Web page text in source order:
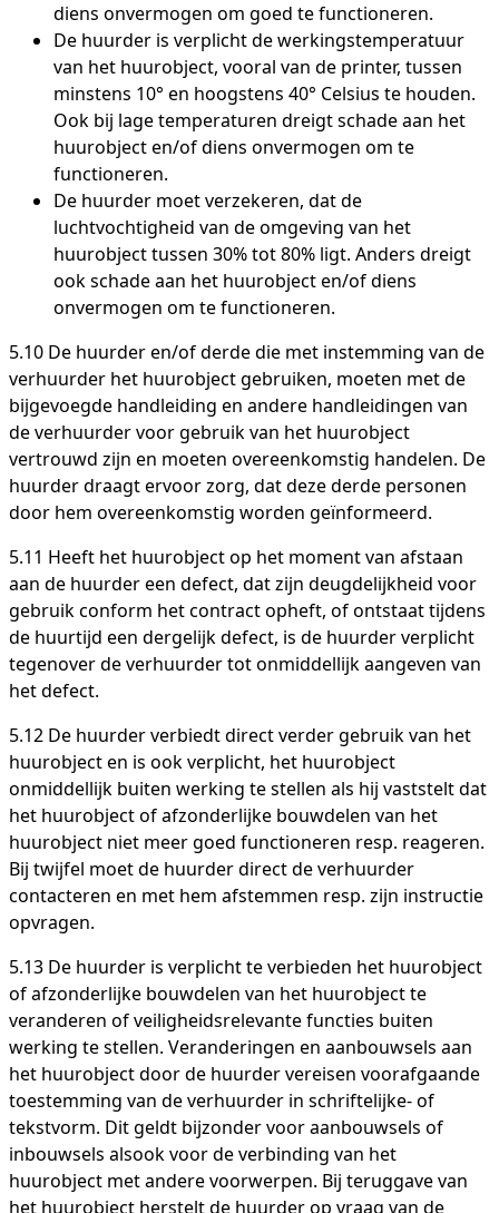
diens onvermogen om goed te functioneren.
De huurder is verplicht de werkingstemperatuur
van het huurobject, vooral van de printer, tussen
minstens 10° en hoogstens 40° Celsius te houden.
Ook bij lage temperaturen dreigt schade aan het
huurobject en/of diens onvermogen om te
functioneren.
De huurder moet verzekeren, dat de
luchtvochtigheid van de omgeving van het
huurobject tussen 30% tot 80% ligt. Anders dreigt
ook schade aan het huurobject en/of diens
onvermogen om te functioneren.
5.10 De huurder en/of derde die met instemming van de
verhuurder het huurobject gebruiken, moeten met de
bijgevoegde handleiding en andere handleidingen van
de verhuurder voor gebruik van het huurobject
vertrouwd zijn en moeten overeenkomstig handelen. De
huurder draagt ervoor zorg, dat deze derde personen
door hem overeenkomstig worden geïnformeerd.
5.11 Heeft het huurobject op het moment van afstaan
aan de huurder een defect, dat zijn deugdelijkheid voor
gebruik conform het contract opheft, of ontstaat tijdens
de huurtijd een dergelijk defect, is de huurder verplicht
tegenover de verhuurder tot onmiddellijk aangeven van
het defect.
5.12 De huurder verbiedt direct verder gebruik van het
huurobject en is ook verplicht, het huurobject
onmiddellijk buiten werking te stellen als hij vaststelt dat
het huurobject of afzonderlijke bouwdelen van het
huurobject niet meer goed functioneren resp. reageren.
Bij twijfel moet de huurder direct de verhuurder
contacteren en met hem afstemmen resp. zijn instructie
opvragen.
5.13 De huurder is verplicht te verbieden het huurobject
of afzonderlijke bouwdelen van het huurobject te
veranderen of veiligheidsrelevante functies buiten
werking te stellen. Veranderingen en aanbouwsels aan
het huurobject door de huurder vereisen voorafgaande
toestemming van de verhuurder in schriftelijke- of
tekstvorm. Dit geldt bijzonder voor aanbouwsels of
inbouwsels alsook voor de verbinding van het
huurobject met andere voorwerpen. Bij teruggave van
het huurobject herstelt de huurder op vraag van de